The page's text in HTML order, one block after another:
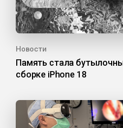
Новости
Память стала
сборке iPhone 18